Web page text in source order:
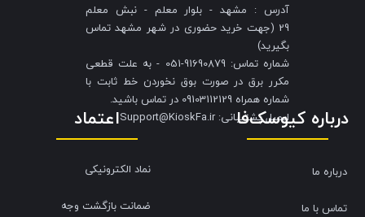
آدرس : مشهد - بلوار معلم - نبش معلم
29 (جهت خرید حضوری در شهر مشهد تماس
بگیرید)
شماره تماس: 91690879-051 - به علت قطعی
مکرر برق در صورت بوق نخوردن خط ثابت با
شماره همراه 09103112129 در تماس باشید.
​​​​​​​ایمیل پشتیبانی: Support@KioskFa.ir
اعتماد
نماد الکترونیکی
ضمانت بازگشت وجه
درباره کیوسک‌فا
درباره ما
تماس با ما